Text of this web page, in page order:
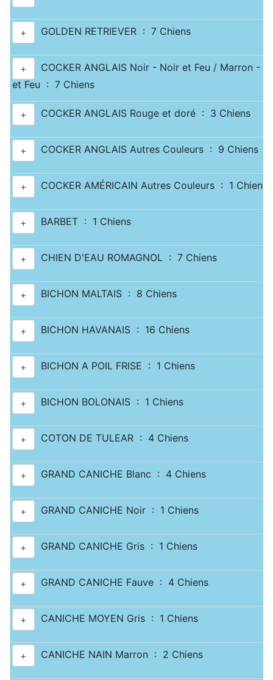
+ GOLDEN RETRIEVER : 7 Chiens
+
COCKER ANGLAIS Noir - Noir et Feu / Marron -
et Feu : 7 Chiens
+ COCKER ANGLAIS Rouge et doré : 3 Chiens
+ COCKER ANGLAIS Autres Couleurs : 9 Chiens
+ COCKER AMÉRICAIN Autres Couleurs : 1 Chiens
+ BARBET : 1 Chiens
+ CHIEN D'EAU ROMAGNOL : 7 Chiens
+ BICHON MALTAIS : 8 Chiens
+ BICHON HAVANAIS : 16 Chiens
+ BICHON A POIL FRISE : 1 Chiens
+ BICHON BOLONAIS : 1 Chiens
+ COTON DE TULEAR : 4 Chiens
+ GRAND CANICHE Blanc : 4 Chiens
+ GRAND CANICHE Noir : 1 Chiens
+ GRAND CANICHE Gris : 1 Chiens
+ GRAND CANICHE Fauve : 4 Chiens
+ CANICHE MOYEN Gris : 1 Chiens
+ CANICHE NAIN Marron : 2 Chiens